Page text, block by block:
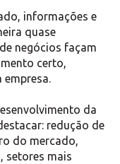
informações e
quase
negócios façam
certo,
da
redução de
do mercado,
setores mais